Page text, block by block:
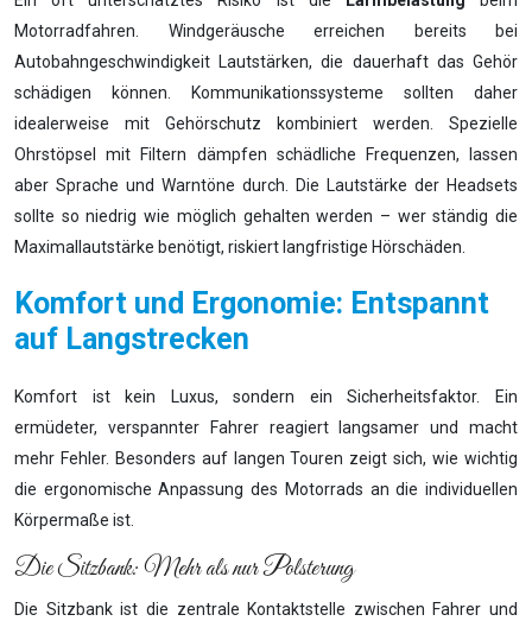
Motorradfahren. Windgeräusche erreichen bereits bei
Autobahngeschwindigkeit Lautstärken, die dauerhaft das Gehör
schädigen können. Kommunikationssysteme sollten daher
idealerweise mit Gehörschutz kombiniert werden. Spezielle
Ohrstöpsel mit Filtern dämpfen schädliche Frequenzen, lassen
aber Sprache und Warntöne durch. Die Lautstärke der Headsets
sollte so niedrig wie möglich gehalten werden – wer ständig die
Maximallautstärke benötigt, riskiert langfristige Hörschäden.
Komfort und Ergonomie: Entspannt
auf Langstrecken
Komfort ist kein Luxus, sondern ein Sicherheitsfaktor. Ein
ermüdeter, verspannter Fahrer reagiert langsamer und macht
mehr Fehler. Besonders auf langen Touren zeigt sich, wie wichtig
die ergonomische Anpassung des Motorrads an die individuellen
Körpermaße ist.
Die Sitzbank: Mehr als nur Polsterung
Die Sitzbank ist die zentrale Kontaktstelle zwischen Fahrer und